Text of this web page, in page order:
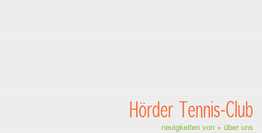
Hörder Tennis-Club
neuigkeiten von + über uns